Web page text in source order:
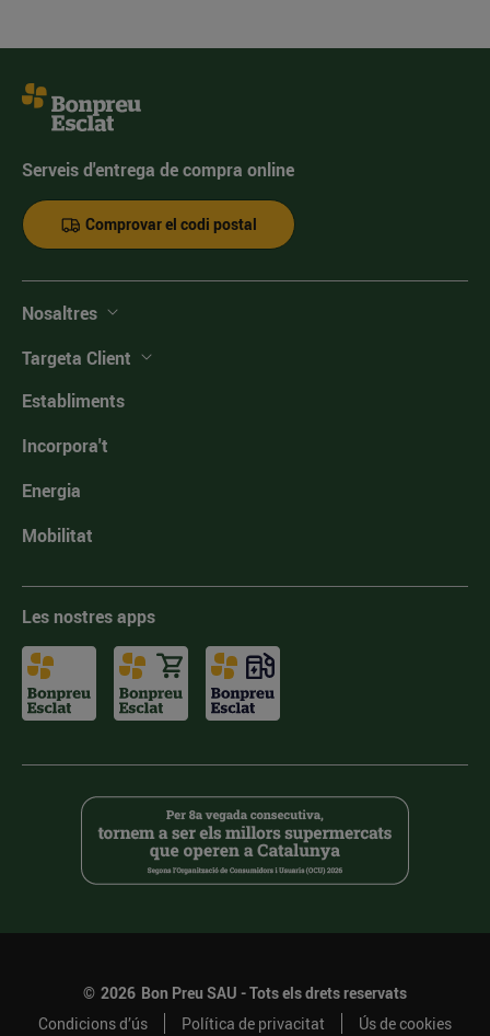
Serveis d'entrega de compra online
Comprovar el codi postal
Nosaltres
Targeta Client
Establiments
Incorpora't
Energia
Mobilitat
Les nostres apps
© 2026 Bon Preu SAU - Tots els drets reservats
Condicions d’ús
Política de privacitat Ús de cookies